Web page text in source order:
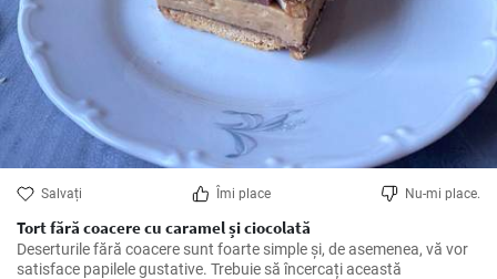
Salvați Îmi place Nu-mi place.
Tort fără coacere cu caramel și ciocolată
Deserturile fără coacere sunt foarte simple și, de asemenea, vă vor
satisface papilele gustative. Trebuie să încercați această